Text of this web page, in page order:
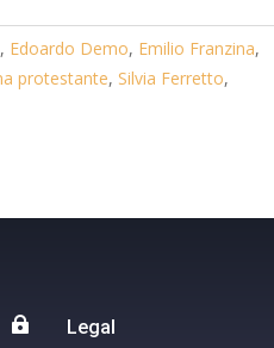
, Edoardo Demo, Emilio Franzina,
protestante, Silvia Ferretto,
 Legal